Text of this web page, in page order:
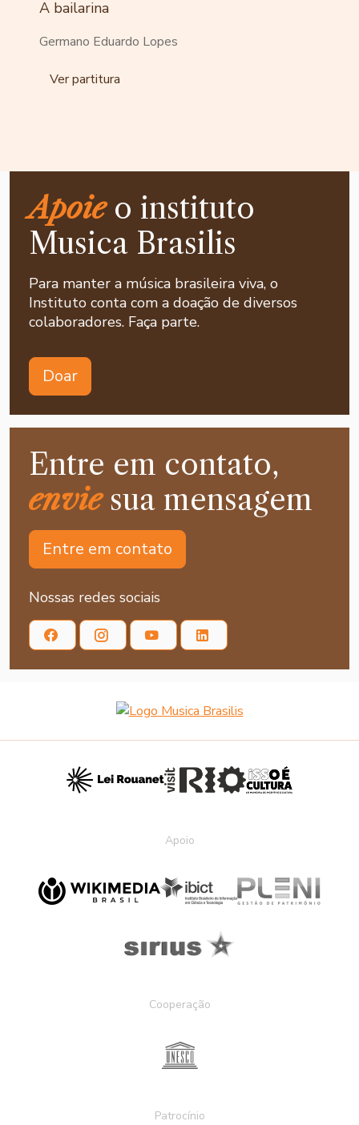
A bailarina
Germano Eduardo Lopes
Ver partitura
Apoieo instituto
Musica Brasilis
Para manter a música brasileira viva, o
Instituto conta com a doação de diversos
colaboradores. Faça parte.
Doar
Entre em contato,
enviesua mensagem
Entre em contato
Nossas redes sociais
Apoio
Cooperação
Patrocínio